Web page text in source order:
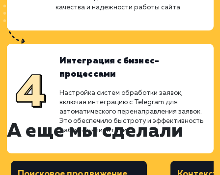
корпоративный стиль компании. Внимание
уделялось не только внешнему виду, но и
функциональности, чтобы дизайн
способствовал легкости навигации и